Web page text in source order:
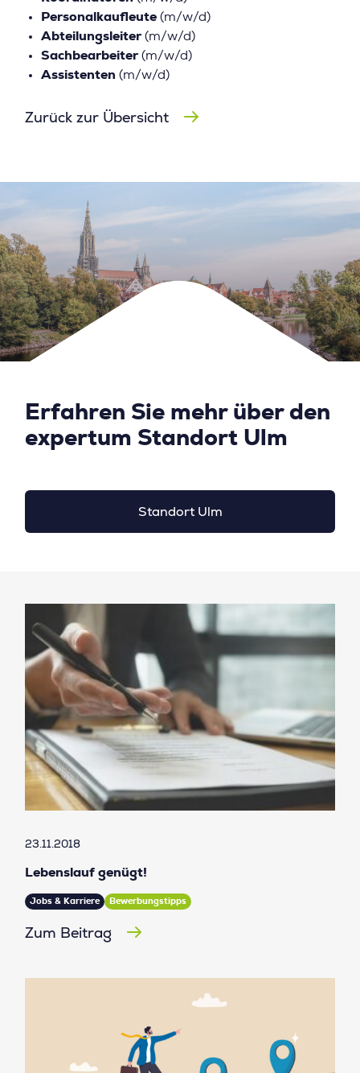
Personalkaufleute (m/w/d)
Abteilungsleiter(m/w/d)
Sachbearbeiter(m/w/d)
Assistenten (m/w/d)
Zurück zur Übersicht
Erfahren Sie mehr über den
expertum Standort Ulm
Standort Ulm
23.11.2018
Lebenslauf genügt!
Jobs & Karriere Bewerbungstipps
Zum Beitrag